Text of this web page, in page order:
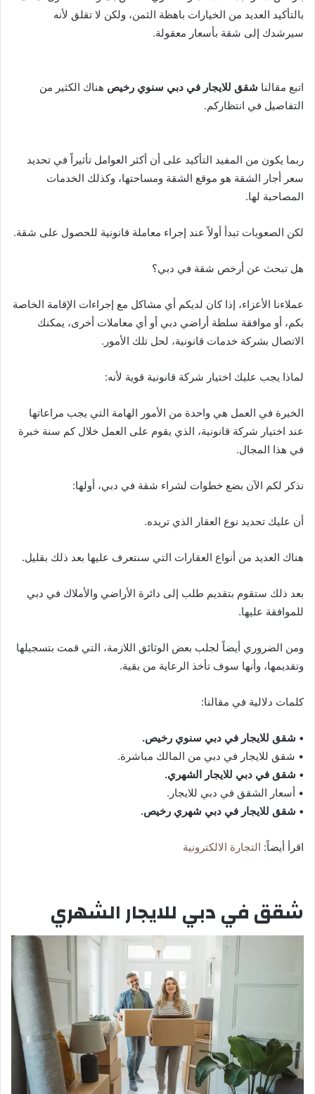
بالتأكيد العديد من الخيارات باهظة الثمن، ولكن لا تقلق لأنه
سيرشدك إلى شقة بأسعار معقولة.
اتبع مقالنا شقق للايجار في دبي سنوي رخيص هناك الكثير من
التفاصيل في انتظاركم.
ربما يكون من المفيد التأكيد على أن أكثر العوامل تأثيراً في تحديد
سعر أجار الشقة هو موقع الشقة ومساحتها، وكذلك الخدمات
المصاحبة لها.
لكن الصعوبات تبدأ أولاً عند إجراء معاملة قانونية للحصول على شقة.
هل تبحث عن أرخص شقة في دبي؟
عملاءنا الأعزاء، إذا كان لديكم أي مشاكل مع إجراءات الإقامة الخاصة
بكم، أو موافقة سلطة أراضي دبي أو أي معاملات أخرى، يمكنك
الاتصال بشركة خدمات قانونية، لحل تلك الأمور.
لماذا يجب عليك اختيار شركة قانونية قوية لأنه:
الخبرة في العمل هي واحدة من الأمور الهامة التي يجب مراعاتها
عند اختيار شركة قانونية، الذي يقوم على العمل خلال كم سنة خبرة
في هذا المجال.
نذكر لكم الآن بضع خطوات لشراء شقة في دبي، أولها:
أن عليك تحديد نوع العقار الذي تريده.
هناك العديد من أنواع العقارات التي سنتعرف عليها بعد ذلك بقليل.
بعد ذلك ستقوم بتقديم طلب إلى دائرة الأراضي والأملاك في دبي
للموافقة عليها.
ومن الضروري أيضاً لجلب بعض الوثائق اللازمة، التي قمت بتسجيلها
وتقديمها، وأنها سوف تأخذ الرعاية من بقية.
كلمات دلالية في مقالنا:
• شقق للايجار في دبي سنوي رخيص.
• شقق للايجار في دبي من المالك مباشرة.
• شقق في دبي للايجار الشهري.
• أسعار الشقق في دبي للايجار.
• شقق للايجار في دبي شهري رخيص.
اقرأ أيضاً: التجارة الالكترونية
شقق في دبي للايجار الشهري